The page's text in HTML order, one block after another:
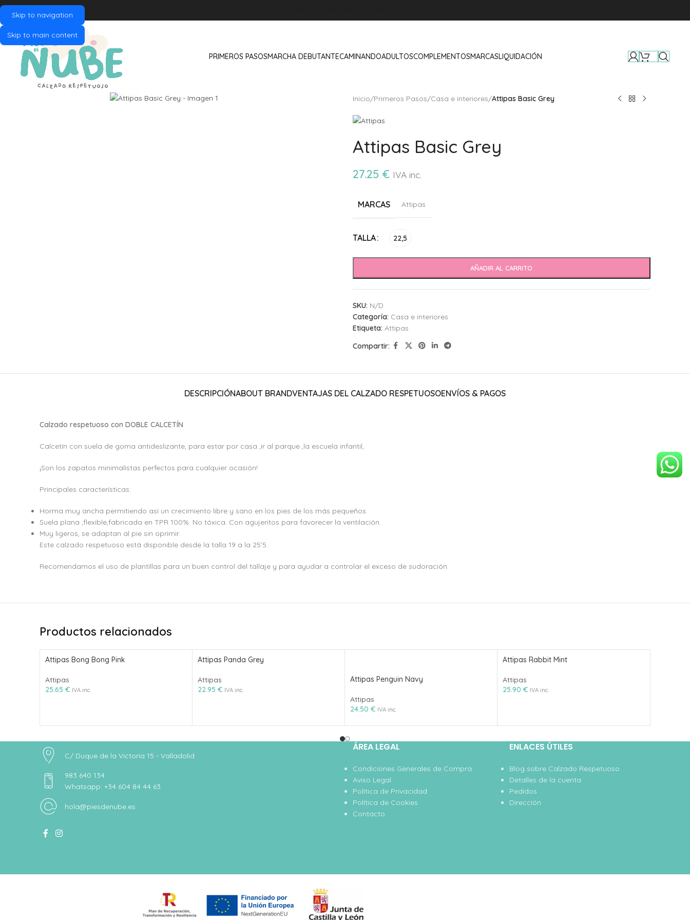
Skip to navigation
Skip to main content
PRIMEROS PASOSMARCHA DEBUTANTECAMINANDOADULTOSCOMPLEMENTOSMARCASLIQUIDACIÓN
Inicio/Primeros Pasos/Casa e interiores/Attipas Basic Grey
Attipas Basic Grey
27.25 € IVA inc.
MARCAS Attipas
TALLA 22,5
AÑADIR AL CARRITO
Alternative:
SKU: N/D
Categoría: Casa e interiores
Etiqueta: Attipas
Compartir:
DESCRIPCIÓNABOUT BRANDVENTAJAS DEL CALZADO RESPETUOSOENVÍOS & PAGOS
Calzado respetuoso con DOBLE CALCETÍN
Calcetín con suela de goma antideslizante, para estar por casa ,ir al parque ,la escuela infantil,
¡Son los zapatos minimalistas perfectos para cualquier ocasión!
Principales características:
Horma muy ancha permitiendo así un crecimiento libre y sano en los pies de los más pequeños.
Suela plana ,flexible,fabricada en TPR 100%. No tóxica. Con agujeritos para favorecer la ventilación.
Muy ligeros, se adaptan al pie sin oprimir.
Este calzado respetuoso está disponible desde la talla 19 a la 25’5.
Recomendamos el uso de plantillas para un buen control del tallaje y para ayudar a controlar el exceso de sudoración.
Productos relacionados
Attipas Bong Bong Pink
Attipas
25.65 € IVA inc.
Attipas Panda Grey
Attipas
22.95 € IVA inc.
Attipas Penguin Navy
Attipas
24.50 € IVA inc.
Attipas Rabbit Mint
Attipas
25.90 € IVA inc.
C/ Duque de la Victoria 15 - Valladolid
983 640 134
Whatsapp: +34 604 84 44 63
hola@piesdenube.es
ÁREA LEGAL
Condiciones Generales de Compra
Aviso Legal
Política de Privacidad
Política de Cookies
Contacto
ENLACES ÚTILES
Blog sobre Calzado Respetuoso
Detalles de la cuenta
Pedidos
Dirección